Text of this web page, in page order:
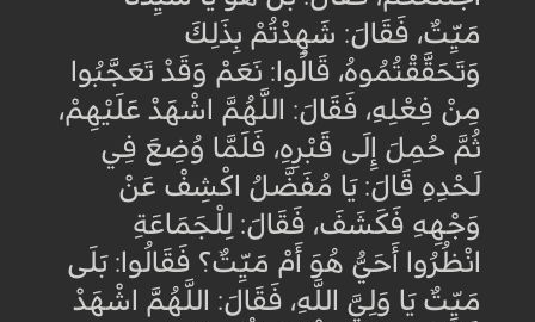
مَيِّتٌ، فَقَالَ: شَهِدْتُمْ بِذَلِكَ
وَتَحَقَّقْتُمُوهُ، قَالُوا: نَعَمْ وَقَدْ تَعَجَّبُوا
مِنْ فِعْلِهِ، فَقَالَ: اللَّهُمَّ اشْهَدْ عَلَيْهِمْ،
ثُمَّ حُمِلَ إِلَى قَبْرِهِ، فَلَمَّا وُضِعَ فِي
لَحْدِهِ قَالَ: يَا مُفَضَّلُ اكْشِفْ عَنْ
وَجْهِهِ فَكَشَفَ، فَقَالَ: لِلْجَمَاعَةِ
انْظُرُوا أَحَيٌّ هُوَ أَمْ مَيِّتٌ؟ فَقَالُوا: بَلَى
مَيِّتٌ يَا وَلِيَّ اللَّهِ، فَقَالَ: اللَّهُمَّ اشْهَدْ